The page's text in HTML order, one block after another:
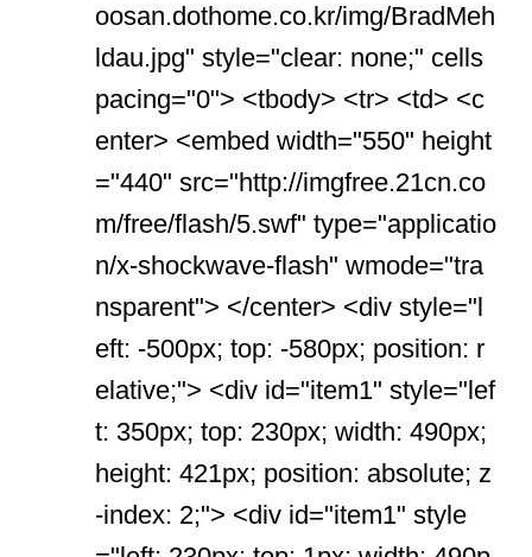
oosan.dothome.co.kr/img/BradMeh
ldau.jpg" style="clear: none;" cells
pacing="0"> <tbody> <tr> <td> <c
enter> <embed width="550" height
="440" src="http://imgfree.21cn.co
m/free/flash/5.swf" type="applicatio
n/x-shockwave-flash" wmode="tra
nsparent"> </center> <div style="l
eft: -500px; top: -580px; position: r
elative;"> <div id="item1" style="lef
t: 350px; top: 230px; width: 490px;
height: 421px; position: absolute; z
-index: 2;"> <div id="item1" style